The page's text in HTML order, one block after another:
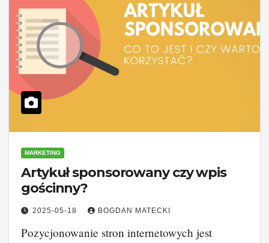
MARKETING
Artykuł sponsorowany czy wpis
gościnny?
2025-05-18 BOGDAN MATECKI
Pozycjonowanie stron internetowych jest